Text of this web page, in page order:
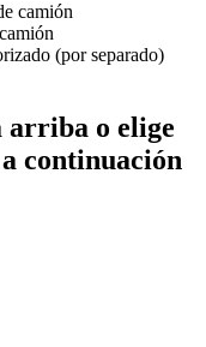
camión
(por separado)
arriba o elige
continuación